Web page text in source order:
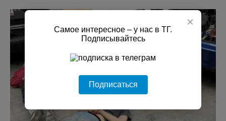
×
Самое интересное – у нас в ТГ.
Подписывайтесь
Подписаться